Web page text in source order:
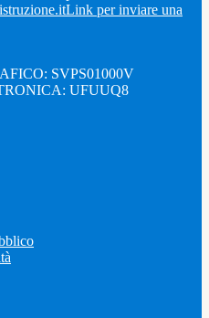
Link per inviare una
SVPS01000V
UFUUQ8